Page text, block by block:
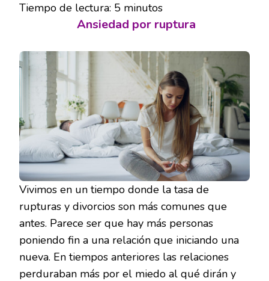
Tiempo de lectura: 5 minutos
Ansiedad por ruptura
Vivimos en un tiempo donde la tasa de
rupturas y divorcios son más comunes que
antes. Parece ser que hay más personas
poniendo fin a una relación que iniciando una
nueva. En tiempos anteriores las relaciones
perduraban más por el miedo al qué dirán y